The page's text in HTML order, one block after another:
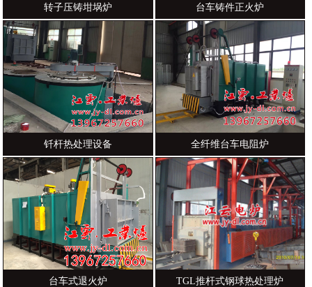
转子压铸坩埚炉 台车铸件正火炉
钎杆热处理设备 全纤维台车电阻炉
台车式退火炉 TGL推杆式钢球热处理炉